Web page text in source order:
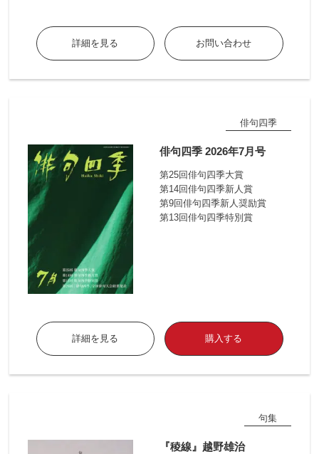
詳細を見る お問い合わせ
俳句四季
俳句四季 2026年7月号
第25回俳句四季大賞
第14回俳句四季新人賞
第9回俳句四季新人奨励賞
第13回俳句四季特別賞
詳細を見る 購入する
句集
『稜線』越野雄治